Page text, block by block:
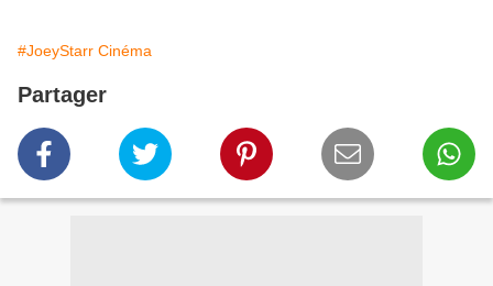
#JoeyStarr Cinéma
Partager